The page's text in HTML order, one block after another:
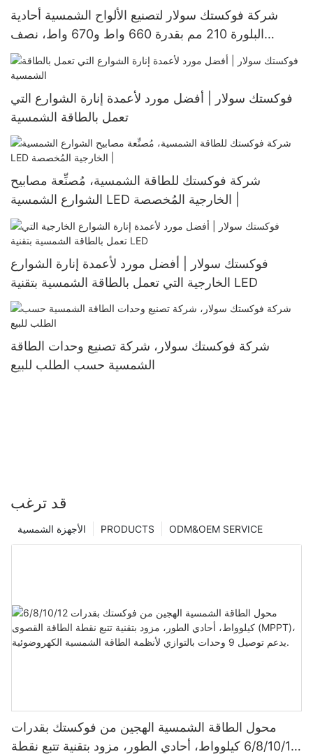
شركة فوكستك سولار لتصنيع الألواح الشمسية أحادية
البلورة 210 مم بقدرة 660 واط و670 واط، نصف
مقطوعة، 132 خلية
فوكستك سولار | أفضل مورد لأعمدة إنارة الشوارع التي
تعمل بالطاقة الشمسية
شركة فوكستك للطاقة الشمسية، مُصنِّعة مصابيح
فوكستك سولار | أفضل مورد لأعمدة إنارة الشوارع
الخارجية التي تعمل بالطاقة الشمسية بتقنية LED
شركة فوكستك سولار، شركة تصنيع وحدات الطاقة
الشمسية حسب الطلب للبيع
قد ترغب
ODM&OEM SERVICE
PRODUCTS الأجهزة الشمسية
محول الطاقة الشمسية الهجين من فوكستك بقدرات
6/8/10/12 كيلوواط، أحادي الطور، مزود بتقنية تتبع نقطة